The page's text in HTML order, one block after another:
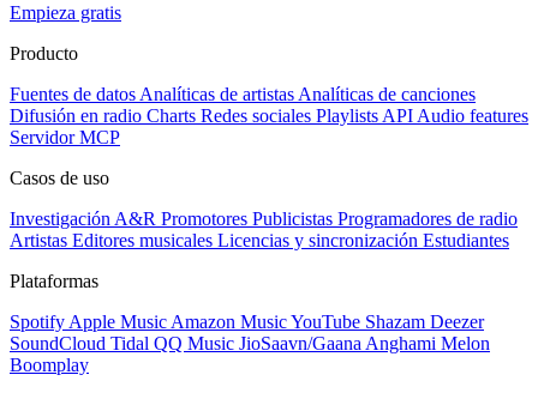
Empieza gratis
Producto
Fuentes de datos Analíticas de artistas Analíticas de canciones
Difusión en radio Charts Redes sociales Playlists API Audio features
Servidor MCP
Casos de uso
Investigación A&R Promotores Publicistas Programadores de radio
Artistas Editores musicales Licencias y sincronización Estudiantes
Plataformas
Spotify Apple Music Amazon MusicYouTube Shazam Deezer
SoundCloud Tidal QQ Music JioSaavn/Gaana Anghami Melon
Boomplay